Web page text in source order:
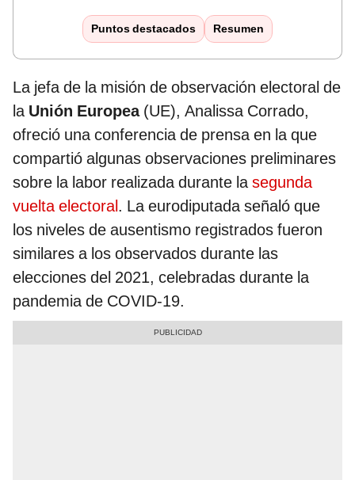
Puntos destacados Resumen
La jefa de la misión de observación electoral de
la Unión Europea(UE), Analissa Corrado,
ofreció una conferencia de prensa en la que
compartió algunas observaciones preliminares
sobre la labor realizada durante lasegunda
vuelta electoral. La eurodiputada señaló que
los niveles de ausentismo registrados fueron
similares a los observados durante las
elecciones del 2021, celebradas durante la
pandemia de COVID-19.